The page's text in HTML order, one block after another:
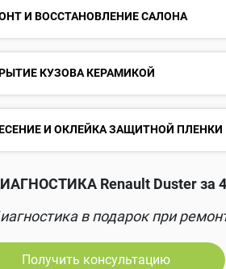
И ВОССТАНОВЛЕНИЕ САЛОНА
КУЗОВА КЕРАМИКОЙ
И ОКЛЕЙКА ЗАЩИТНОЙ ПЛЕНКИ
Renault Duster за
в подарок при
Получить консультацию